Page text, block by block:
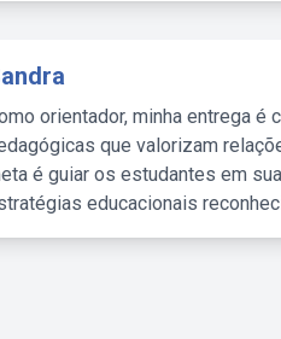
orientador, minha entrega
que valorizam
é guiar os estudantes em
educacionais